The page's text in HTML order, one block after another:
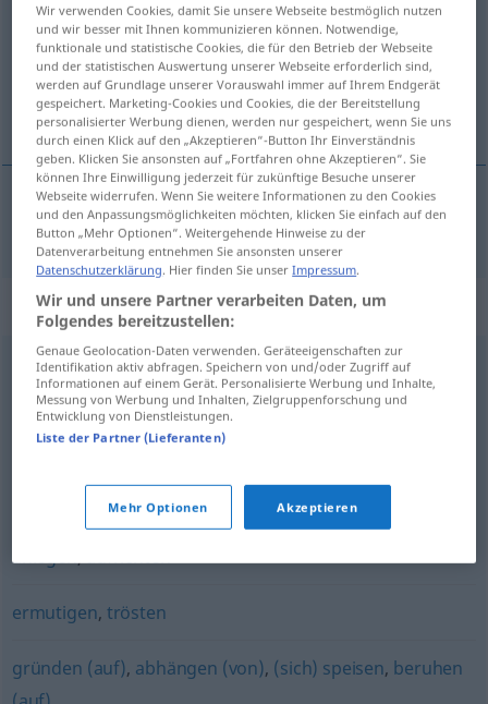
Übersicht aller Übersetzungen
(Für mehr Details die Übersetzung anklicken/antippen)
felépít
felépít aufbauen
Synonyme für "aufbauen"
(sich) aufstellen,(sich) (irgendwohin) stellen,(sich)
hinstellen
aufstellen,hinstellen,konstruieren,erzeugen,errichten
anlegen,aufrichten
ermutigen, trösten
gründen (auf), abhängen (von), (sich) speisen, beruhen
Wir verwenden Cookies, damit Sie unsere Webseite bestmöglich nutzen
und wir besser mit Ihnen kommunizieren können. Notwendige,
funktionale und statistische Cookies, die für den Betrieb der Webseite
und der statistischen Auswertung unserer Webseite erforderlich sind,
werden auf Grundlage unserer Vorauswahl immer auf Ihrem Endgerät
gespeichert. Marketing-Cookies und Cookies, die der Bereitstellung
personalisierter Werbung dienen, werden nur gespeichert, wenn Sie uns
durch einen Klick auf den „Akzeptieren“-Button Ihr Einverständnis
geben. Klicken Sie ansonsten auf „Fortfahren ohne Akzeptieren“. Sie
können Ihre Einwilligung jederzeit für zukünftige Besuche unserer
Webseite widerrufen. Wenn Sie weitere Informationen zu den Cookies
und den Anpassungsmöglichkeiten möchten, klicken Sie einfach auf den
Button „Mehr Optionen“. Weitergehende Hinweise zu der
Datenverarbeitung entnehmen Sie ansonsten unserer
Datenschutzerklärung. Hier finden Sie unserImpressum.
Wir und unsere Partner verarbeiten Daten, um
Folgendes bereitzustellen:
Genaue Geolocation-Daten verwenden. Geräteeigenschaften zur
Identifikation aktiv abfragen. Speichern von und/oder Zugriff auf
Informationen auf einem Gerät. Personalisierte Werbung und Inhalte,
Messung von Werbung und Inhalten, Zielgruppenforschung und
Entwicklung von Dienstleistungen.
Liste der Partner (Lieferanten)
Mehr Optionen Akzeptieren